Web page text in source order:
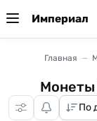
Империал
Главная
Монеты